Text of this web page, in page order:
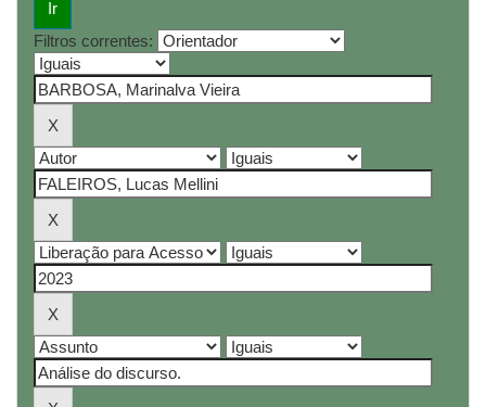
Filtros correntes: